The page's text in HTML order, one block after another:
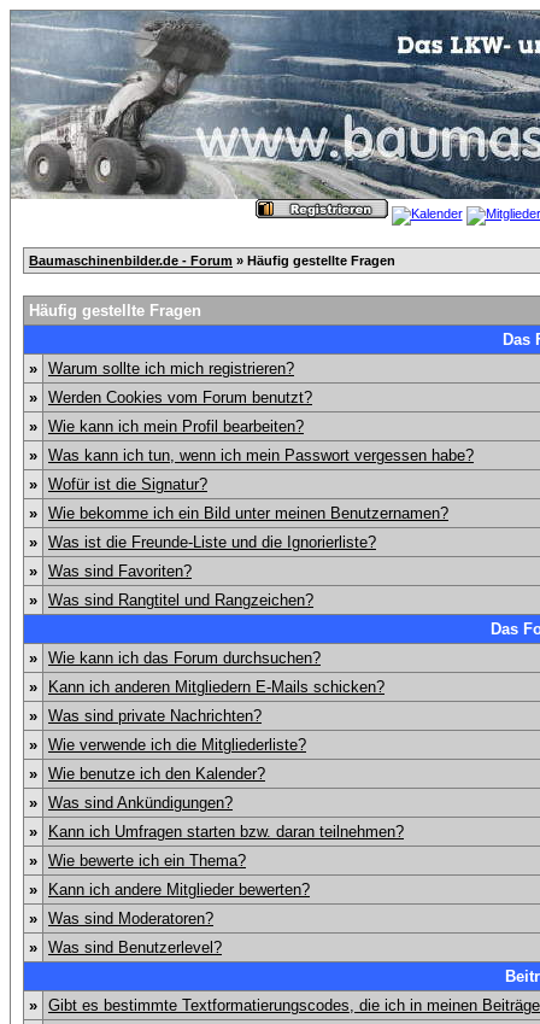
Baumaschinenbilder.de - Forum » Häufig gestellte Fragen
Häufig gestellte Fragen
Das
» Warum sollte ich mich registrieren?
» Werden Cookies vom Forum benutzt?
» Wie kann ich mein Profil bearbeiten?
» Was kann ich tun, wenn ich mein Passwort vergessen habe?
» Wofür ist die Signatur?
» Wie bekomme ich ein Bild unter meinen Benutzernamen?
» Was ist die Freunde-Liste und die Ignorierliste?
» Was sind Favoriten?
» Was sind Rangtitel und Rangzeichen?
Das
» Wie kann ich das Forum durchsuchen?
»
Kann ich anderen Mitgliedern E-Mails schicken?
» Was sind private Nachrichten?
» Wie verwende ich die Mitgliederliste?
» Wie benutze ich den Kalender?
» Was sind Ankündigungen?
»
Kann ich Umfragen starten bzw. daran teilnehmen?
» Wie bewerte ich ein Thema?
»
Kann ich andere Mitglieder bewerten?
» Was sind Moderatoren?
» Was sind Benutzerlevel?
» Gibt es bestimmte Textformatierungscodes, die ich in meinen